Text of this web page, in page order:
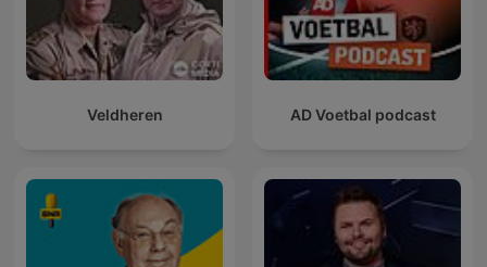
Veldheren AD Voetbal podcast